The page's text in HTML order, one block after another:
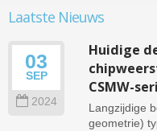
Laatste Nieuws
03
SEP
2024
Huidige
CSMW-
Langzijdige
geometrie)